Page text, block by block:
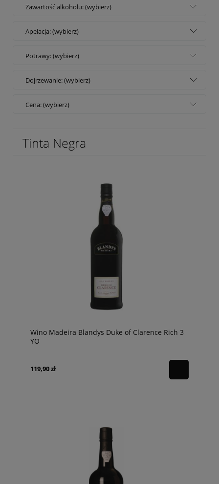
Zawartość alkoholu: (wybierz)
Apelacja: (wybierz)
Potrawy: (wybierz)
Dojrzewanie: (wybierz)
Cena: (wybierz)
Tinta Negra
Wino Madeira Blandys Duke of Clarence Rich 3
YO
119,90 zł